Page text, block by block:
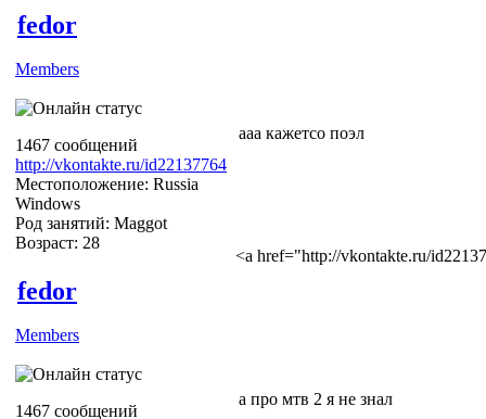
fedor
Members
1467 сообщений
http://vkontakte.ru/id22137764
Местоположение: Russia
Windows
Род занятий: Maggot
Возраст: 28
ааа кажетсо поэл
<a href="http://vkontakte.ru/
fedor
Members
1467 сообщений
а про мтв 2 я не знал